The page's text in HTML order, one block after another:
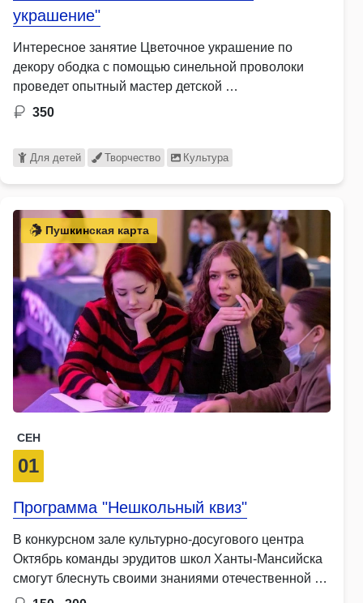
украшение"
Интересное занятие Цветочное украшение по
декору ободка с помощью синельной проволоки
проведет опытный мастер детской …
350
Для детей Творчество Культура
Пушкинская карта
СЕН
01
Программа "Нешкольный квиз"
В конкурсном зале культурно-досугового центра
Октябрь команды эрудитов школ Ханты-Мансийска
смогут блеснуть своими знаниями отечественной …